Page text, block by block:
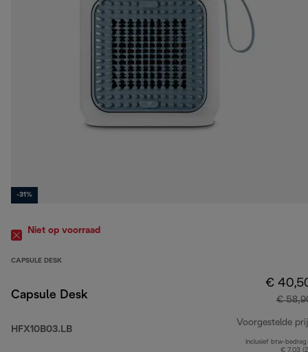
-31%
Niet op voorraad
CAPSULE DESK
Capsule Desk
HFX10B03.LB
€
€
Voorgestelde
Inclusief btw-bedrag
€ 7,03